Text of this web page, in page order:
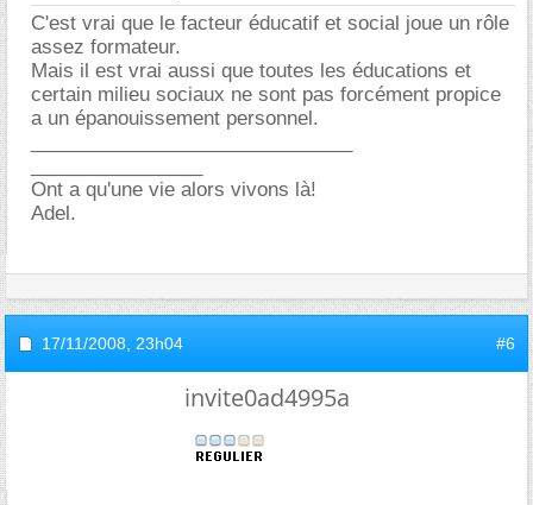
C'est vrai que le facteur éducatif et social joue un rôle
assez formateur.
Mais il est vrai aussi que toutes les éducations et
certain milieu sociaux ne sont pas forcément propice
a un épanouissement personnel.
Ont a qu'une vie alors vivons là!
Adel.
17/11/2008, 23h04 #6
invite0ad4995a